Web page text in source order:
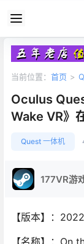
当前位置： 首页 >
Oculus
Wake VR》
Quest 一体机
177VR游
【版本】：